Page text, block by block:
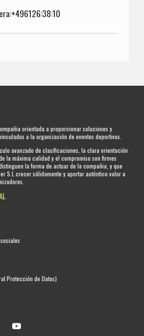
orientada a proporcionar soluciones y
a la organización de eventos deportivos.
avanzado de clasificaciones, la clara orientación
la máxima calidad y el compromiso son firmes
la forma de actuar de la compañia, y que
S.L crecer sólidamente y aportar auténtico valor a
Protección de Datos)